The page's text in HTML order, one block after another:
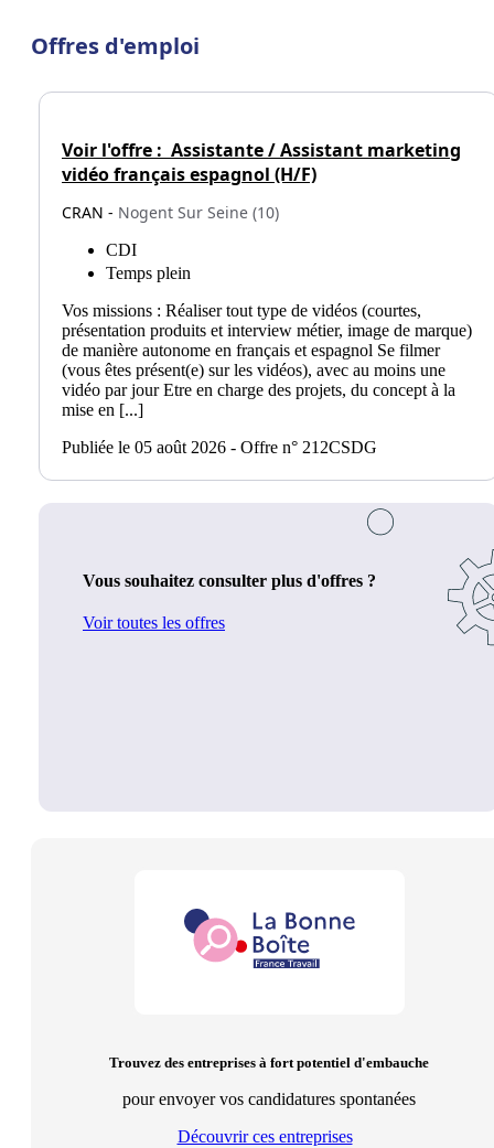
Offres d'emploi
Voir l'offre : Assistante / Assistant marketing
vidéo français espagnol (H/F)
CRAN - Nogent Sur Seine (10)
CDI
Temps plein
Vos missions : Réaliser tout type de vidéos (courtes,
présentation produits et interview métier, image de marque)
de manière autonome en français et espagnol Se filmer
(vous êtes présent(e) sur les vidéos), avec au moins une
vidéo par jour Etre en charge des projets, du concept à la
mise en [...]
Publiée le 05 août 2026 - Offre n° 212CSDG
Vous souhaitez consulter plus d'offres ?
Voir toutes les offres
Trouvez des entreprises à fort potentiel d'embauche
pour envoyer vos candidatures spontanées
Découvrir ces entreprises